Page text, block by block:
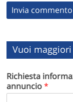
Vuoi
Richiesta
annuncio*